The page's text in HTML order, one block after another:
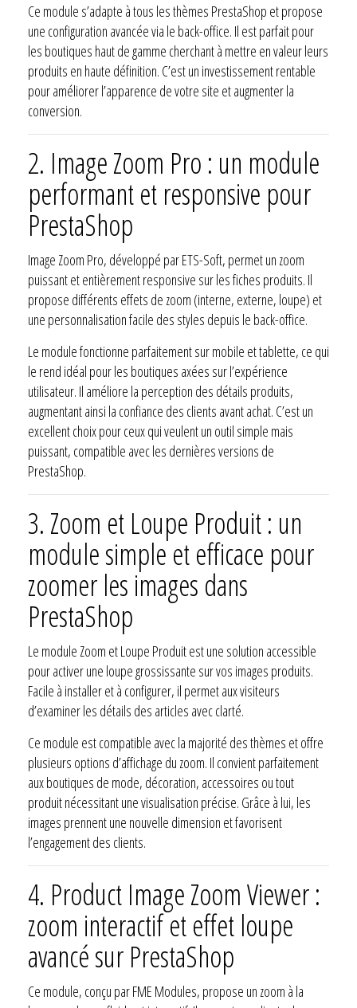
Ce module s’adapte à tous les thèmes PrestaShop et propose
une configuration avancée via le back-office. Il est parfait pour
les boutiques haut de gamme cherchant à mettre en valeur leurs
produits en haute définition. C’est un investissement rentable
pour améliorer l’apparence de votre site et augmenter la
conversion.
2. Image Zoom Pro : un module
performant et responsive pour
PrestaShop
Image Zoom Pro, développé par ETS-Soft, permet un zoom
puissant et entièrement responsive sur les fiches produits. Il
propose différents effets de zoom (interne, externe, loupe) et
une personnalisation facile des styles depuis le back-office.
Le module fonctionne parfaitement sur mobile et tablette, ce qui
le rend idéal pour les boutiques axées sur l’expérience
utilisateur. Il améliore la perception des détails produits,
augmentant ainsi la confiance des clients avant achat. C’est un
excellent choix pour ceux qui veulent un outil simple mais
puissant, compatible avec les dernières versions de
PrestaShop.
3. Zoom et Loupe Produit : un
module simple et efficace pour
zoomer les images dans
PrestaShop
Le module Zoom et Loupe Produit est une solution accessible
pour activer une loupe grossissante sur vos images produits.
Facile à installer et à configurer, il permet aux visiteurs
d’examiner les détails des articles avec clarté.
Ce module est compatible avec la majorité des thèmes et offre
plusieurs options d’affichage du zoom. Il convient parfaitement
aux boutiques de mode, décoration, accessoires ou tout
produit nécessitant une visualisation précise. Grâce à lui, les
images prennent une nouvelle dimension et favorisent
l’engagement des clients.
4. Product Image Zoom Viewer :
zoom interactif et effet loupe
avancé sur PrestaShop
Ce module, conçu par FME Modules, propose un zoom à la